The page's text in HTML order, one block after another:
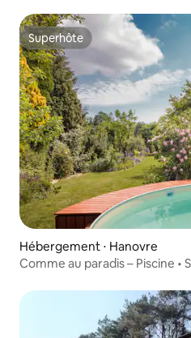
Superhôte
Superhôte
Hébergement ⋅ Hanovre
Comme au paradis – Piscine •